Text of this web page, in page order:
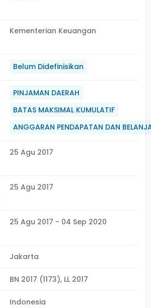
Kementerian Keuangan
Belum Didefinisikan
PINJAMAN DAERAH
BATAS MAKSIMAL KUMULATIF
ANGGARAN PENDAPATAN DAN
25 Agu 2017
25 Agu 2017
25 Agu 2017 - 04 Sep 2020
Jakarta
BN 2017 (1173), LL 2017
Indonesia